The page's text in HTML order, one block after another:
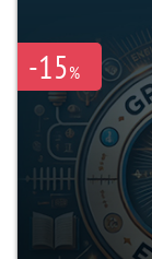
-15%